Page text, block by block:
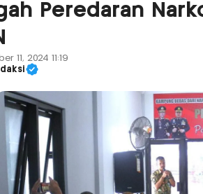
Peredaran
11, 2024 11:19